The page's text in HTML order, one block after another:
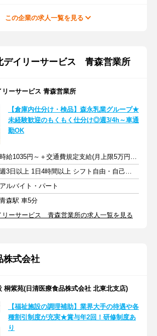
この企業の求人一覧を見る
デイリーサービス 青森営業所
ーサービス 青森営業所
【倉庫内仕分け・検品】森永乳業グループ★
未経験歓迎のもくもく仕分け◎週3/4h～車通
勤OK
時給1035円～＋交通費規定支給(月上限5万円まで)
週3日以上 1日4時間以上 シフト自由・自己申告
アルバイト・パート
青森駅 車5分
リーサービス 青森営業所の求人一覧を見る
株式会社
桐紫苑(日清医療食品株式会社 北東北支店)
【福祉施設の調理補助】業界大手の待遇や各
種割引制度が充実★賞与年2回！研修制度あ
り